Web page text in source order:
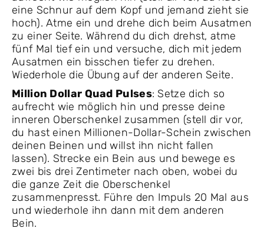
eine Schnur auf dem Kopf und jemand zieht sie
hoch). Atme ein und drehe dich beim Ausatmen
zu einer Seite. Während du dich drehst, atme
fünf Mal tief ein und versuche, dich mit jedem
Ausatmen ein bisschen tiefer zu drehen.
Wiederhole die Übung auf der anderen Seite.
Million Dollar Quad Pulses: Setze dich so
aufrecht wie möglich hin und presse deine
inneren Oberschenkel zusammen (stell dir vor,
du hast einen Millionen-Dollar-Schein zwischen
deinen Beinen und willst ihn nicht fallen
lassen). Strecke ein Bein aus und bewege es
zwei bis drei Zentimeter nach oben, wobei du
die ganze Zeit die Oberschenkel
zusammenpresst. Führe den Impuls 20 Mal aus
und wiederhole ihn dann mit dem anderen
Bein.